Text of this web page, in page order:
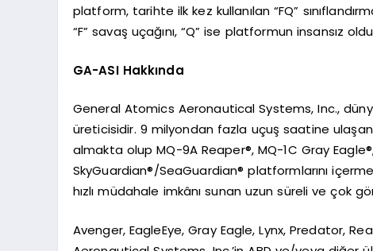
platform, tarihte ilk kez kullanılan “FQ”
“F” savaş uçağını, “Q” ise platformun insansız
GA-ASI Hakkında
General Atomics Aeronautical Systems, Inc.,
üreticisidir. 9 milyondan fazla uçuş saatine
almakta olup MQ-9A Reaper®, MQ-1C Gray
SkyGuardian®/SeaGuardian® platformlarını
hızlı müdahale imkânı sunan uzun süreli ve çok
Avenger, EagleEye, Gray Eagle, Lynx, Predator,